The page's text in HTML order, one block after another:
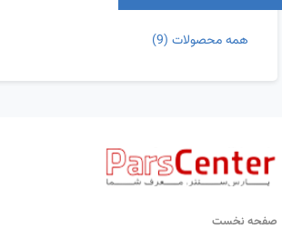
همه محصولات (9)
صفحه نخست